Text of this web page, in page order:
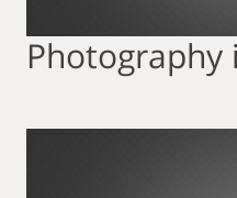
Photography